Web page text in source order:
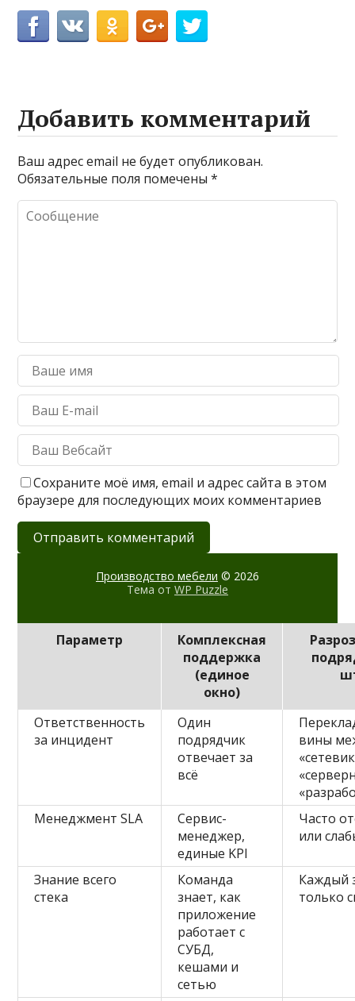
Добавить комментарий
Ваш адрес email не будет опубликован.
Обязательные поля помечены*
Сохраните моё имя, email и адрес сайта в этом
браузере для последующих моих комментариев
Производство мебели © 2026
Тема от WP Puzzle
Параметр
Комплексная
поддержка
(единое
окно)
Ответственность
за инцидент
Один
подрядчик
отвечает за
всё
вины
Менеджмент SLA
Сервис-
менеджер,
единые KPI
Часто
или
Знание всего
стека
Команда
знает, как
приложение
работает с
СУБД,
кешами и
сетью
Каждый
только